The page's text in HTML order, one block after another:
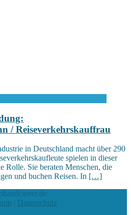
/ Reiseverkehrskauffrau
in Deutschland macht über 290
spielen in dieser
Rolle. Sie beraten Menschen, die
und buchen Reisen. In […]
| Datenschutz